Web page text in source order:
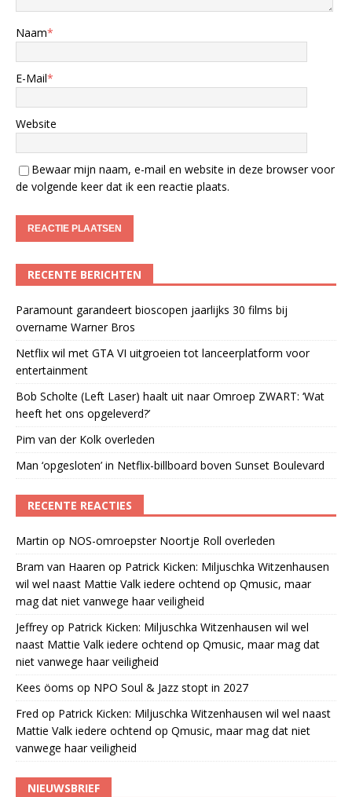
Naam*
E-Mail*
Website
Bewaar mijn naam, e-mail en website in deze browser voor
de volgende keer dat ik een reactie plaats.
RECENTE BERICHTEN
Paramount garandeert bioscopen jaarlijks 30 films bij
overname Warner Bros
Netflix wil met GTA VI uitgroeien tot lanceerplatform voor
entertainment
Bob Scholte (Left Laser) haalt uit naar Omroep ZWART: ‘Wat
heeft het ons opgeleverd?’
Pim van der Kolk overleden
Man ‘opgesloten’ in Netflix-billboard boven Sunset Boulevard
RECENTE REACTIES
Martin op NOS-omroepster Noortje Roll overleden
Bram van Haaren op Patrick Kicken: Miljuschka Witzenhausen
wil wel naast Mattie Valk iedere ochtend op Qmusic, maar
mag dat niet vanwege haar veiligheid
Jeffrey op Patrick Kicken: Miljuschka Witzenhausen wil wel
naast Mattie Valk iedere ochtend op Qmusic, maar mag dat
niet vanwege haar veiligheid
Kees öoms op NPO Soul & Jazz stopt in 2027
Fred op Patrick Kicken: Miljuschka Witzenhausen wil wel naast
Mattie Valk iedere ochtend op Qmusic, maar mag dat niet
vanwege haar veiligheid
NIEUWSBRIEF